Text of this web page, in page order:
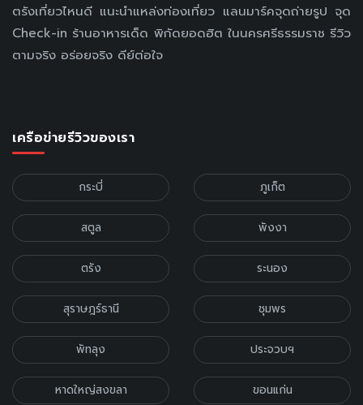
ตรังเที่ยวไหนดี แนะนำแหล่งท่องเที่ยว แลนมาร์คจุดถ่ายรูป จุด
Check-in ร้านอาหารเด็ด พิกัดยอดฮิต ในนครศรีธรรมราช รีวิว
ตามจริง อร่อยจริง ดีย์ต่อใจ
เครือข่ายรีวิวของเรา
กระบี่ ภูเก็ต
สตูล พังงา
ตรัง ระนอง
สุราษฎร์ธานี ชุมพร
พัทลุง ประจวบฯ
หาดใหญ่สงขลา ขอนแก่น